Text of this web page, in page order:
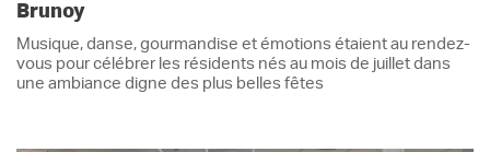
Brunoy
Musique, danse, gourmandise et émotions étaient au rendez-
vous pour célébrer les résidents nés au mois de juillet dans
une ambiance digne des plus belles fêtes